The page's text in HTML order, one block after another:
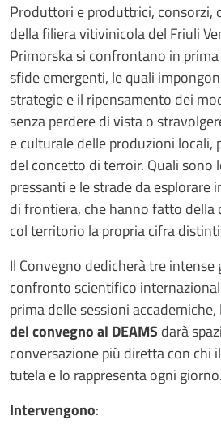
Produttori e produttrici, consorzi,
della filiera vitivinicola del Friuli
Primorska si confrontano in
sfide emergenti, le quali
strategie e il ripensamento dei
senza perdere di vista o
e culturale delle produzioni
del concetto di terroir. Quali sono
pressanti e le strade da esplorare
di frontiera, che hanno fatto della
col territorio la propria cifra
Il Convegno dedicherà tre intense
confronto scientifico
prima delle sessioni accademiche,
del convegno al DEAMS darà
conversazione più diretta con chi
tutela e lo rappresenta ogni giorno.
Intervengono: